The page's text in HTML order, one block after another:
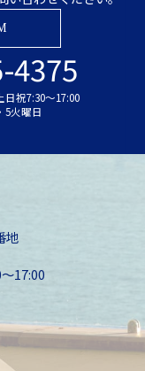
4375
日祝7:30～17:00
5火曜日
地
17:00